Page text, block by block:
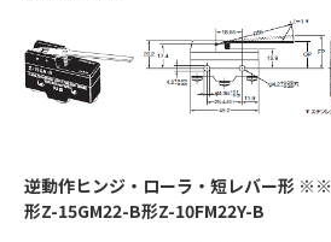
逆動作ヒンジ・ローラ・短レバー形 ※※
形Z-15GM22-B形Z-10FM22Y-B